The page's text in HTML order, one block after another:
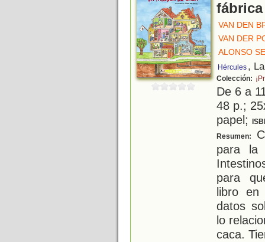
VAN DEN
VAN DER
ALONSO
Hércules ,
Colección:
De 6 a
48 p.;
papel;
Resumen:
para la
para
libro en
datos
lo
caca.